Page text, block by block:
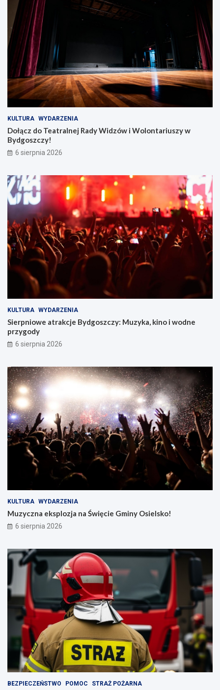
KULTURA WYDARZENIA
Dołącz do Teatralnej Rady Widzów i Wolontariuszy w
Bydgoszczy!
6 sierpnia 2026
KULTURA WYDARZENIA
Sierpniowe atrakcje Bydgoszczy: Muzyka, kino i wodne
przygody
6 sierpnia 2026
KULTURA WYDARZENIA
Muzyczna eksplozja na Święcie Gminy Osielsko!
6 sierpnia 2026
BEZPIECZEŃSTWO POMOC STRAŻ POŻARNA